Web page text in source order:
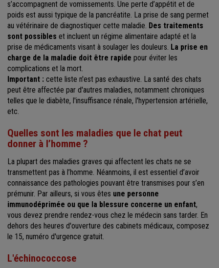
s’accompagnent de vomissements. Une perte d’appétit et de
poids est aussi typique de la pancréatite. La prise de sang permet
au vétérinaire de diagnostiquer cette maladie. Des traitements
sont possibles et incluent un régime alimentaire adapté et la
prise de médicaments visant à soulager les douleurs. La prise en
charge de la maladie doit être rapide pour éviter les
complications et la mort.
Important : cette liste n'est pas exhaustive. La santé des chats
peut être affectée par d'autres maladies, notamment chroniques
telles que le diabète, l'insuffisance rénale, l'hypertension artérielle,
etc.
Quelles sont les maladies que le chat peut
donner à l’homme ?
La plupart des maladies graves qui affectent les chats ne se
transmettent pas à l’homme. Néanmoins, il est essentiel d’avoir
connaissance des pathologies pouvant être transmises pour s’en
prémunir. Par ailleurs, si vous êtes une personne
immunodéprimée ou que la blessure concerne un enfant,
vous devez prendre rendez-vous chez le médecin sans tarder. En
dehors des heures d'ouverture des cabinets médicaux, composez
le 15, numéro d'urgence gratuit.
L'échinococcose